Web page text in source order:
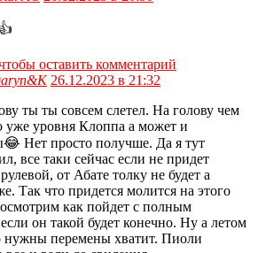
оставить комментарий
26.12.2023 в 21:32
ты ты совсем слетел. На голову чем
уже уровня Клоппа а может и
Нет просто получше. Да я тут
все таки сейчас если не придет
от Абате толку не будет а
Так что придется молится на этого
как пойдет с полным
он такой будет конечно. Ну а летом
нужны перемены хватит. Пиоли